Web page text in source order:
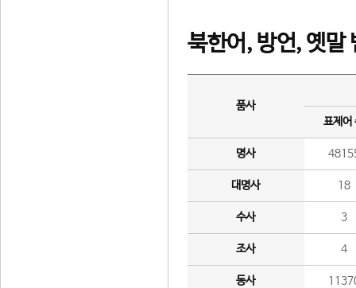
북한어, 방언, 옛말
품사
표제어
명사
대명사 18
수사 3
조사 4
동사